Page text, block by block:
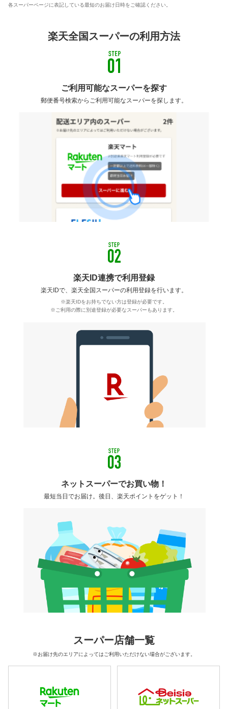
各スーパーページに表記している最短のお届け日時をご確認ください。
楽天全国スーパーの利用方法
ご利用可能なスーパーを探す
郵便番号検索からご利用可能なスーパーを探します。
楽天ID連携で利用登録
楽天IDで、楽天全国スーパーの利用登録を行います。
※楽天IDをお持ちでない方は登録が必要です。
※ご利用の際に別途登録が必要なスーパーもあります。
ネットスーパーでお買い物！
最短当日でお届け。後日、楽天ポイントをゲット！
スーパー店舗一覧
※お届け先のエリアによってはご利用いただけない場合がございます。